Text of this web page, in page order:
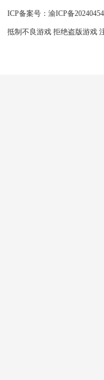
ICP备案号： 渝ICP备
抵制不良游戏 拒绝盗版游戏